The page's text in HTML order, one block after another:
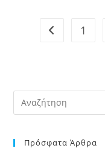
Go to the
1
Πρόσφατα Άρθρα